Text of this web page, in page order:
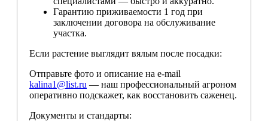
Гарантию приживаемости 1 год при
заключении договора на обслуживание
участка.
Если растение выглядит вялым после посадки:
Отправьте фото и описание на e-mail
kalina1@list.ru — наш профессиональный агроном
оперативно подскажет, как восстановить саженец.
Документы и стандарты: